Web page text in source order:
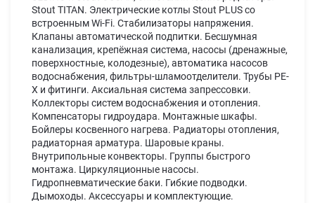
Stout TITAN. Электрические котлы Stout PLUS со
встроенным Wi-Fi. Стабилизаторы напряжения.
Клапаны автоматической подпитки. Бесшумная
канализация, крепёжная система, насосы (дренажные,
поверхностные, колодезные), автоматика насосов
водоснабжения, фильтры-шламоотделители. Трубы РЕ-
Х и фитинги. Аксиальная система запрессовки.
Коллекторы систем водоснабжения и отопления.
Компенсаторы гидроудара. Монтажные шкафы.
Бойлеры косвенного нагрева. Радиаторы отопления,
радиаторная арматура. Шаровые краны.
Внутрипольные конвекторы. Группы быстрого
монтажа. Циркуляционные насосы.
Гидропневматические баки. Гибкие подводки.
Дымоходы. Аксессуары и комплектующие.